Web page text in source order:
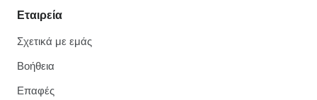
Εταιρεία
Σχετικά με εμάς
Βοήθεια
Επαφές